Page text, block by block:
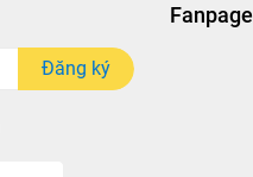
Đăng ký
Fanpage